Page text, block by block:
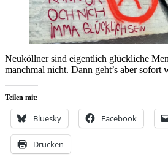
Neuköllner sind eigentlich glückliche
manchmal nicht. Dann geht’s aber sofort
Teilen mit:
Bluesky Facebook
Drucken